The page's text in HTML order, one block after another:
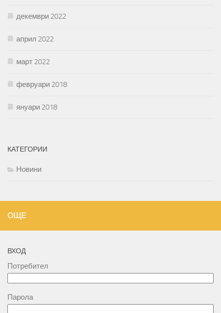
декември 2022
април 2022
март 2022
февруари 2018
януари 2018
КАТЕГОРИИ
Новини
ОЩЕ
ВХОД
Потребител
Парола